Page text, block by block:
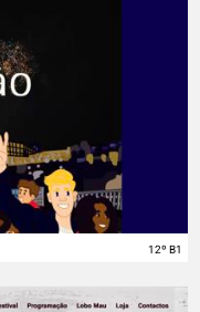
12º B1